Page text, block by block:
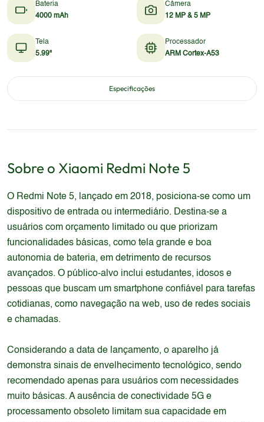
Bateria
4000 mAh
Câmera
12 MP & 5 MP
Tela
5.99"
Processador
ARM Cortex-A53
Especificações
Sobre o Xiaomi Redmi Note 5
O Redmi Note 5, lançado em 2018, posiciona-se como um
dispositivo de entrada ou intermediário. Destina-se a
usuários com orçamento limitado ou que priorizam
funcionalidades básicas, como tela grande e boa
autonomia de bateria, em detrimento de recursos
avançados. O público-alvo inclui estudantes, idosos e
pessoas que buscam um smartphone confiável para tarefas
cotidianas, como navegação na web, uso de redes sociais
e chamadas.
Considerando a data de lançamento, o aparelho já
demonstra sinais de envelhecimento tecnológico, sendo
recomendado apenas para usuários com necessidades
muito básicas. A ausência de conectividade 5G e
processamento obsoleto limitam sua capacidade em